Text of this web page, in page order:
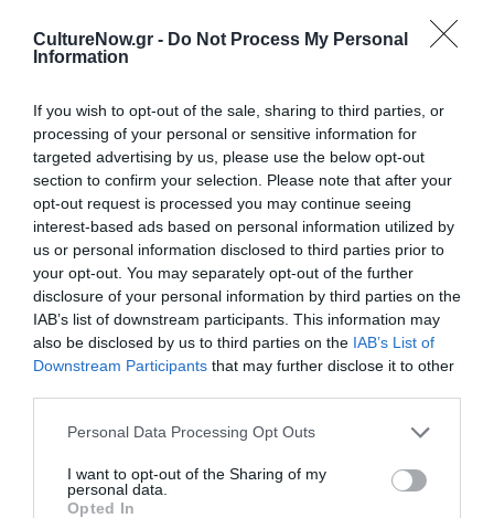
CultureNow.gr - Do Not Process My Personal
Information
If you wish to opt-out of the sale, sharing to third parties, or
processing of your personal or sensitive information for
targeted advertising by us, please use the below opt-out
section to confirm your selection. Please note that after your
opt-out request is processed you may continue seeing
interest-based ads based on personal information utilized by
us or personal information disclosed to third parties prior to
your opt-out. You may separately opt-out of the further
disclosure of your personal information by third parties on the
IAB’s list of downstream participants. This information may
also be disclosed by us to third parties on the IAB’s List of
Downstream Participants that may further disclose it to other
Personal Data Processing Opt Outs
I want to opt-out of the Sharing of my
personal data.
Opted In
μπορούσαμε να τα εντάξουμε σε περιόδους, είτε στην
πρώτη ζωγραφική, είτε στην δεύτερη μινιμαλιστική
υλικής ταυτότητας του αντικειμένου. Το χρώμα
διαχωρίζει, καλλωπίζει, επισημαίνει, θυμίζει, όπως και
τα αντικείμενα που χρησιμοποιεί. Η συστηματική
διαχείριση των υλικών τουΓιώργου Τσακίρη
εκπέμπει μια αίσθηση δομημένου, οργανικού χώρου,
προτρέποντας την αλληλεπίδραση μεταξύ χρώματος
και υλικότητας προκειμένου να δημιουργήσει την
φόρμα. Το χρώμα στα έργα τουΛεωνίδα Τσιριγκούλη
είναι τόσο δυναμικό όσο και τα μηνύματα που
επικοινωνεί. Είναι αποπνικτικό όπως η
συνειδητά στην πρακτική του.
Κείμενο:Αθηνά Λασηθιωτάκη(φοιτ. Ιστορίας Τέχνης)